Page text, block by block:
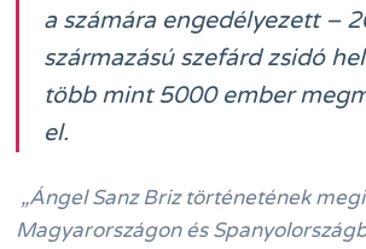
a számára engedélyezett –
származású szefárd zsidó
több mint 5000 ember
el.
„Ángel Sanz Briz történetének
Magyarországon és